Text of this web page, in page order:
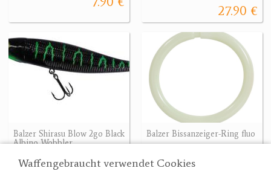
Waffengebraucht verwendet Cookies
27.90 €
Balzer Shirasu Blow 2go Black
Albino Wobbler
10.90 €
Balzer Bissanzeiger-Ring fluo